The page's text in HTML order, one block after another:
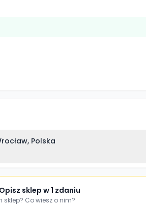
Polska
sklep w 1 zdaniu
sklep? Co wiesz o nim?